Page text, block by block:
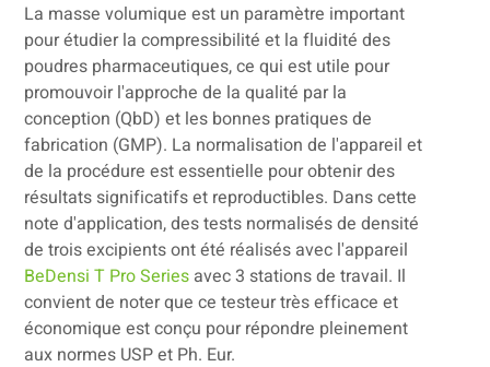
La masse volumique est un paramètre important
pour étudier la compressibilité et la fluidité des
poudres pharmaceutiques, ce qui est utile pour
promouvoir l'approche de la qualité par la
conception (QbD) et les bonnes pratiques de
fabrication (GMP). La normalisation de l'appareil et
de la procédure est essentielle pour obtenir des
résultats significatifs et reproductibles. Dans cette
note d'application, des tests normalisés de densité
de trois excipients ont été réalisés avec l'appareil
BeDensi T Pro Seriesavec 3 stations de travail. Il
convient de noter que ce testeur très efficace et
économique est conçu pour répondre pleinement
aux normes USP et Ph. Eur.